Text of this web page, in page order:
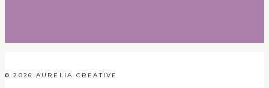
© 2026 AURELIA CREATIVE